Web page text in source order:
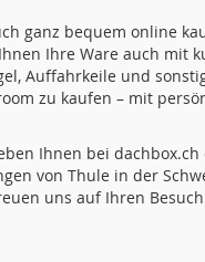
ganz bequem online
Ihre Ware auch mit
Auffahrkeile und
zu kaufen – mit
Ihnen bei
von Thule in der
uns auf Ihren